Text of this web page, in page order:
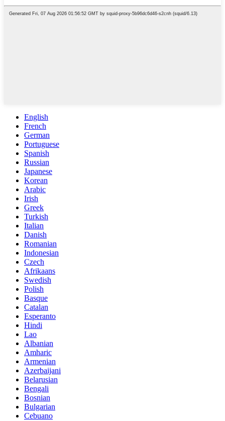
English
French
German
Portuguese
Spanish
Russian
Japanese
Korean
Arabic
Irish
Greek
Turkish
Italian
Danish
Romanian
Indonesian
Czech
Afrikaans
Swedish
Polish
Basque
Catalan
Esperanto
Hindi
Lao
Albanian
Amharic
Armenian
Azerbaijani
Belarusian
Bengali
Bosnian
Bulgarian
Cebuano